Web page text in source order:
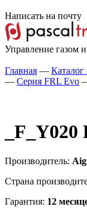
Написать на почту
Управление газом
Главная —
— Серия FRL Evo
_F_Y020
Производитель:
Страна
Гарантия: 12